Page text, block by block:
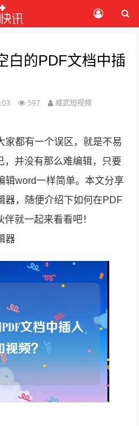
白的PDF文档中插
597 威武短视频
家都有一个误区，就是不易
，并没有那么难编辑，只要
辑word一样简单。本文分享
器，随便介绍下如何在PDF
就一起来看看吧！
器